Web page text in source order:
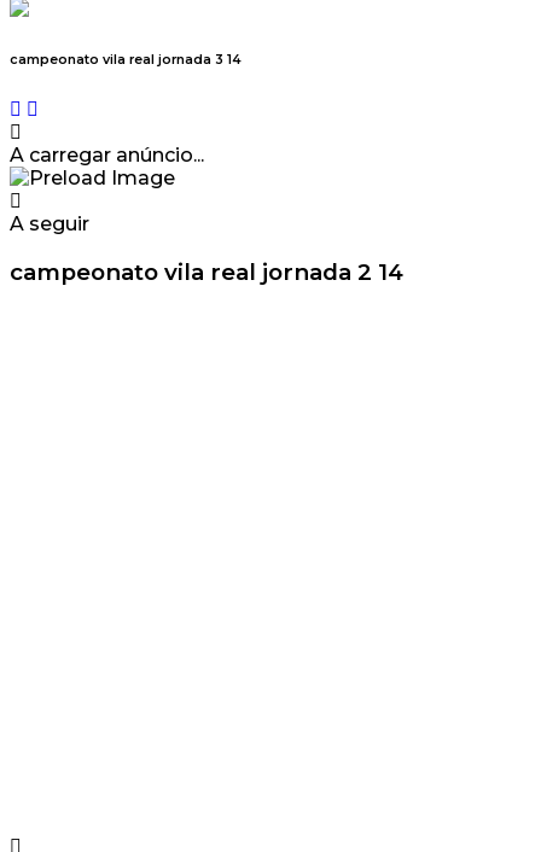
campeonato vila real jornada 3 14
A carregar anúncio...
A seguir
campeonato vila real jornada 2 14